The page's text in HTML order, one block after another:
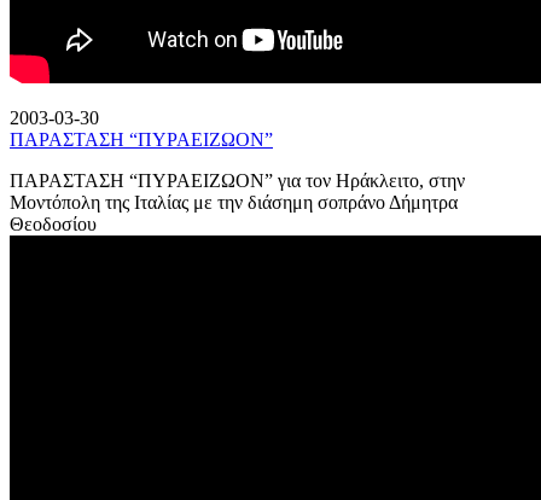
2003-03-30
ΠΑΡΑΣΤΑΣΗ “ΠΥΡΑΕΙΖΩΟΝ”
ΠΑΡΑΣΤΑΣΗ “ΠΥΡΑΕΙΖΩΟΝ” για τον Ηράκλειτο, στην
Μοντόπολη της Ιταλίας με την διάσημη σοπράνο Δήμητρα
Θεοδοσίου